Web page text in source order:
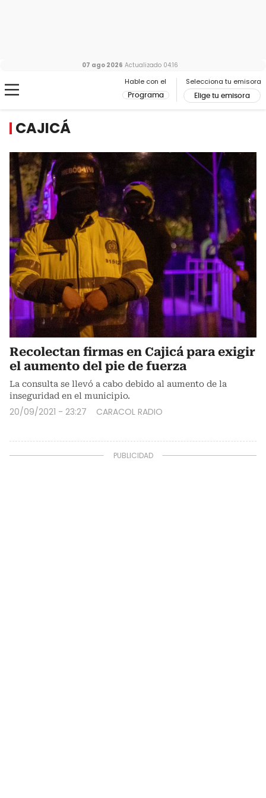
Hable con el
Programa
Selecciona tu emisora
Elige tu emisora
07 ago 2026 Actualizado 04:16
CAJICÁ
Recolectan firmas en Cajicá para exigir
el aumento del pie de fuerza
La consulta se llevó a cabo debido al aumento de la
inseguridad en el municipio.
20/09/2021 - 23:27 CARACOL RADIO